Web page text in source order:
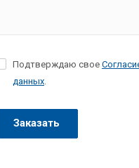
Подтверждаю свое
данных